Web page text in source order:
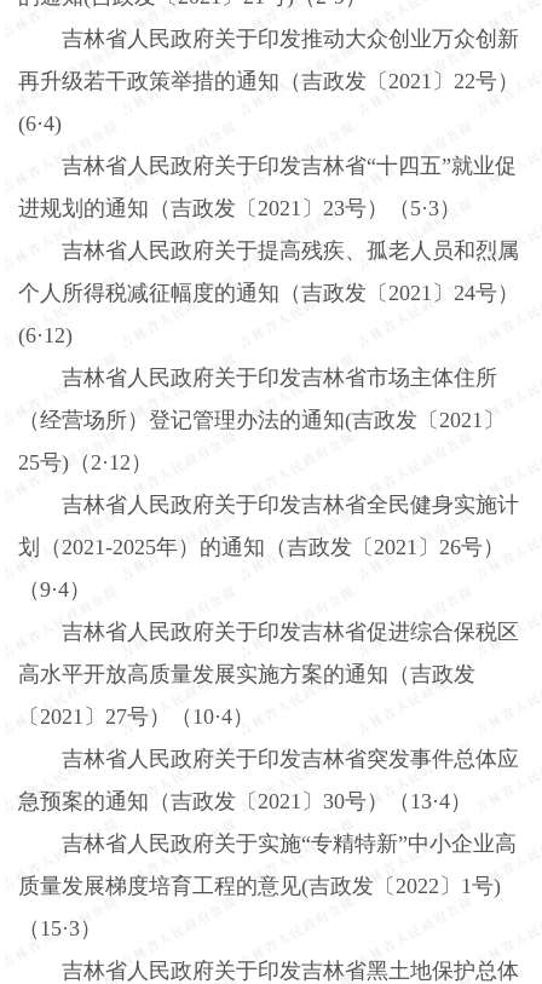
吉林省人民政府关于印发推动大众创业万众创新
再升级若干政策举措的通知（吉政发〔2021 〕 22号）
(6·4)
吉林省人民政府关于印发吉林省“十四五”就业促
进规划的通知（吉政发〔2021 〕 23号）（ 5·3）
吉林省人民政府关于提高残疾、孤老人员和烈属
个人所得税减征幅度的通知（吉政发〔2021 〕 24号）
(6·12)
吉林省人民政府关于印发吉林省市场主体住所
（经营场所）登记管理办法的通知(吉政发〔2021 〕
25号) （ 2·12 ）
吉林省人民政府关于印发吉林省全民健身实施计
划（ 2021-2025年）的通知（吉政发〔2021 〕 26号）
（9·4）
吉林省人民政府关于印发吉林省促进综合保税区
高水平开放高质量发展实施方案的通知（吉政发
〔2021 〕 27号）（ 10·4）
吉林省人民政府关于印发吉林省突发事件总体应
急预案的通知（吉政发〔2021 〕 30号）（ 13·4）
吉林省人民政府关于实施“专精特新”中小企业高
质量发展梯度培育工程的意见(吉政发〔2022〕 1号)
（ 15·3）
吉林省人民政府关于印发吉林省黑土地保护总体